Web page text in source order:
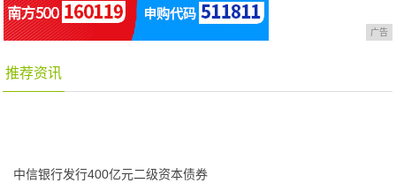
广告
推荐资讯
中信银行发行400亿元二级资本债券